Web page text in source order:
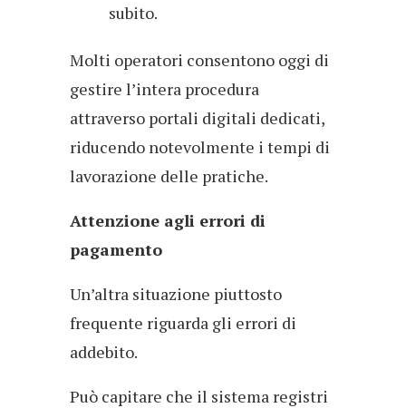
subito.
Molti operatori consentono oggi di
gestire l’intera procedura
attraverso portali digitali dedicati,
riducendo notevolmente i tempi di
lavorazione delle pratiche.
Attenzione agli errori di
pagamento
Un’altra situazione piuttosto
frequente riguarda gli errori di
addebito.
Può capitare che il sistema registri